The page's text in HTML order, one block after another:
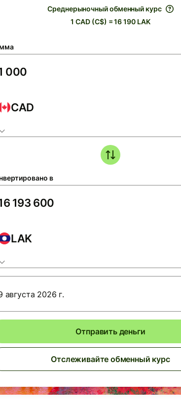
Среднерыночный обменный курс
1 CAD (C$) = 16 190 LAK
CAD
в
LAK
августа 2026 г.
Отправить деньги
Отслеживайте обменный курс